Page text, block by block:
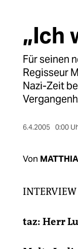
„Ich
Für seinen
Regisseur
Nazi-Zeit
6.4.2005 0:00
Von
INTERVIEW
taz: Herr